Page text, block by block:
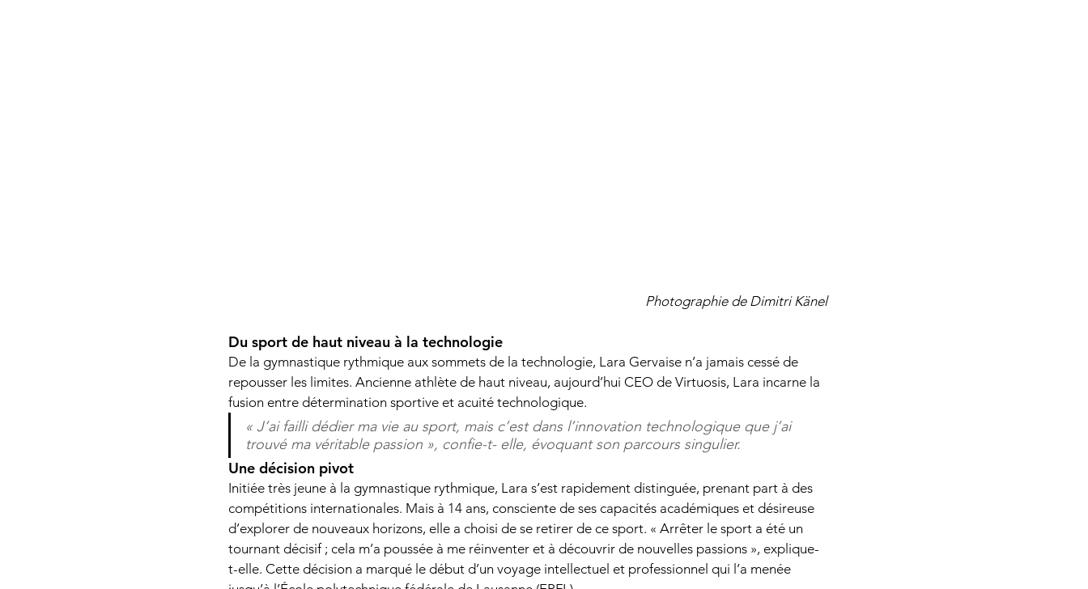
Photographie de Dimitri Känel
Du sport de haut niveau à la technologie
De la gymnastique rythmique aux sommets de la technologie, Lara Gervaise n’a jamais cessé de
repousser les limites. Ancienne athlète de haut niveau, aujourd’hui CEO de Virtuosis, Lara incarne la
fusion entre détermination sportive et acuité technologique.
« J’ai failli dédier ma vie au sport, mais c’est dans l’innovation technologique que j’ai
trouvé ma véritable passion », confie-t- elle, évoquant son parcours singulier.
Une décision pivot
Initiée très jeune à la gymnastique rythmique, Lara s’est rapidement distinguée, prenant part à des
compétitions internationales. Mais à 14 ans, consciente de ses capacités académiques et désireuse
d’explorer de nouveaux horizons, elle a choisi de se retirer de ce sport. « Arrêter le sport a été un
tournant décisif ; cela m’a poussée à me réinventer et à découvrir de nouvelles passions », explique-
t-elle. Cette décision a marqué le début d’un voyage intellectuel et professionnel qui l’a menée